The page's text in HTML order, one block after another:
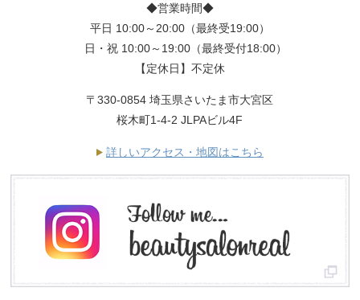
◆営業時間◆
平日 10:00～20:00（最終受19:00）
日・祝 10:00～19:00（最終受付18:00）
【定休日】不定休
〒330-0854 埼玉県さいたま市大宮区
桜木町1-4-2 JLPAビル4F
詳しいアクセス・地図はこちら